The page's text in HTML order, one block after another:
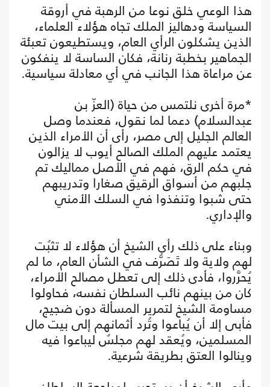
هذا الوعي خلق نوعا من الرهبة في أروقة
السياسة ودهاليز الملك تجاه هؤلاء العلماء،
الذين يشكلون الرأي العام، ويستطيعون تعبئة
الجماهير بخطبة رنانة، فكان الساسة لا ينفكون
عن مراعاة هذا الجانب في أي معادلة سياسية.
*مرة أخرى نلتمس من حياة (العزّ بن
عبدالسلام) دعما لما نقول، فعندما وصل
العالم الجليل إلى مصر، رأى أن الأمراء الذين
يعتمد عليهم الملك الصالح أيوب لا يزالون
في حكم الرق، فهم في الأصل مماليك تم
جلبهم من أسواق الرقيق صغارا وتدريبهم
حتى شبوا وتنفذوا في السلك الأمني
والإداري.
وبناء على ذلك رأى الشيخ أن هؤلاء لا تثبُت
لهم ولاية ولا تَصَرُّف في الشأن العام، ما لم
يُحرَّروا، فأدى ذلك إلى تعطل مصالح الأمراء،
كان من بينهم نائب السلطان نفسه، فحاولوا
مساومة الشيخ لتمرير المسألة دون ضجيج،
فأبى إلا أن يُباعوا وتُرد أثمانهم إلى بيت مال
المسلمين، ويُعقد لهم مجلسٌ ليباعوا فيه
وينالوا العتق بطريقة شرعية.